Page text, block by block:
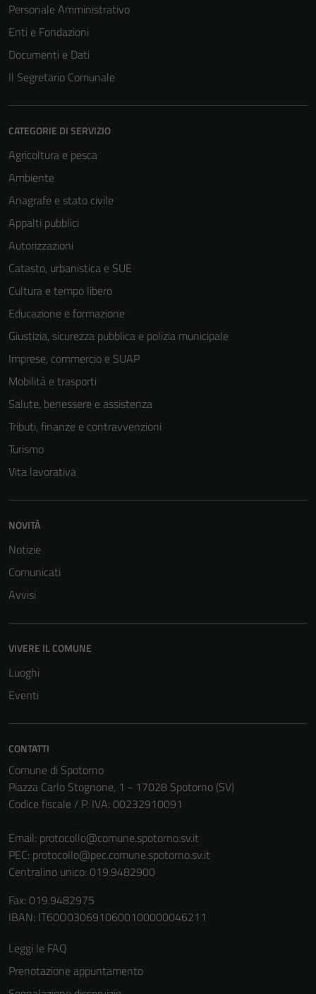
Personale Amministrativo
Enti e Fondazioni
Documenti e Dati
Il Segretario Comunale
CATEGORIE DI SERVIZIO
Agricoltura e pesca
Ambiente
Anagrafe e stato civile
Appalti pubblici
Autorizzazioni
Catasto, urbanistica e SUE
Cultura e tempo libero
Educazione e formazione
Giustizia, sicurezza pubblica e polizia municipale
Imprese, commercio e SUAP
Mobilità e trasporti
Salute, benessere e assistenza
Tributi, finanze e contravvenzioni
Turismo
Vita lavorativa
NOVITÀ
Notizie
Comunicati
Avvisi
VIVERE IL COMUNE
Luoghi
Eventi
CONTATTI
Comune di Spotorno
Piazza Carlo Stognone, 1 - 17028 Spotorno (SV)
Codice fiscale / P. IVA: 00232910091
Email: protocollo@comune.spotorno.sv.it
PEC: protocollo@pec.comune.spotorno.sv.it
Centralino unico: 019.9482900
Fax: 019.9482975
IBAN: IT60O0306910600100000046211
Leggi le FAQ
Prenotazione appuntamento
possono
personali.